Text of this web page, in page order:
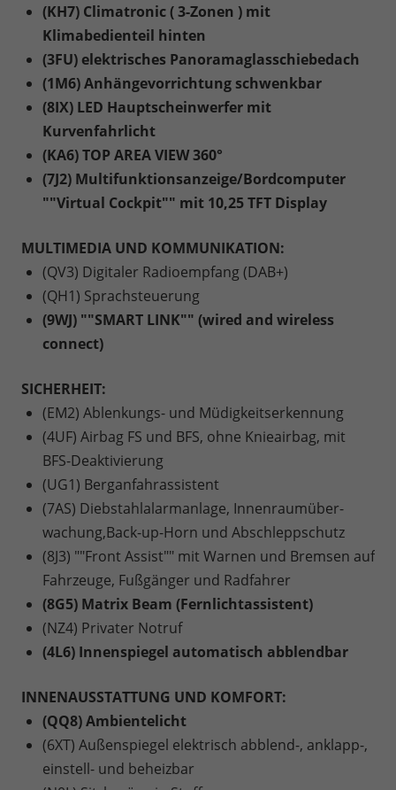
(KH7) Climatronic ( 3-Zonen ) mit
Klimabedienteil hinten
(3FU) elektrisches Panoramaglasschiebedach
(1M6) Anhängevorrichtung schwenkbar
(8IX) LED Hauptscheinwerfer mit
Kurvenfahrlicht
(KA6) TOP AREA VIEW 360°
(7J2) Multifunktionsanzeige/Bordcomputer
""Virtual Cockpit"" mit 10,25 TFT Display
MULTIMEDIA UND KOMMUNIKATION:
(QV3) Digitaler Radioempfang (DAB+)
(QH1) Sprachsteuerung
(9WJ) ""SMART LINK"" (wired and wireless
connect)
SICHERHEIT:
(EM2) Ablenkungs- und Müdigkeitserkennung
(4UF) Airbag FS und BFS, ohne Knieairbag, mit
BFS-Deaktivierung
(UG1) Berganfahrassistent
(7AS) Diebstahlalarmanlage, Innenraumüber-
wachung,Back-up-Horn und Abschleppschutz
(8J3) ""Front Assist"" mit Warnen und Bremsen auf
Fahrzeuge, Fußgänger und Radfahrer
(8G5) Matrix Beam (Fernlichtassistent)
(NZ4) Privater Notruf
(4L6) Innenspiegel automatisch abblendbar
INNENAUSSTATTUNG UND KOMFORT:
(QQ8) Ambientelicht
(6XT) Außenspiegel elektrisch abblend-, anklapp-,
einstell- und beheizbar